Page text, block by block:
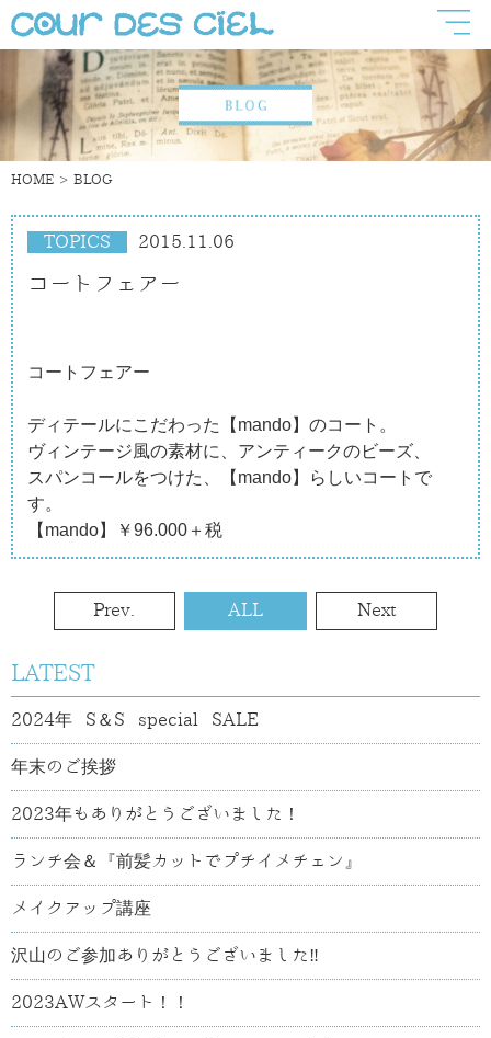
HOME BLOG
TOPICS 2015.11.06
コートフェアー
コートフェアー
ディテールにこだわった【mando】のコート。
ヴィンテージ風の素材に、アンティークのビーズ、
スパンコールをつけた、【mando】らしいコートで
す。
【mando】￥96.000＋税
Prev. ALL Next
LATEST
2024年 S＆S special SALE
年末のご挨拶
2023年もありがとうございました！
ランチ会＆『前髪カットでプチイメチェン』
メイクアップ講座
沢山のご参加ありがとうございました‼
2023AWスタート！！